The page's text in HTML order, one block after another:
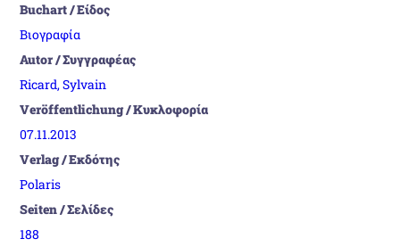
Buchart / Είδος
Βιογραφία
Autor / Συγγραφέας
Ricard, Sylvain
Veröffentlichung / Κυκλοφορία
07.11.2013
Verlag / Εκδότης
Polaris
Seiten / Σελίδες
188